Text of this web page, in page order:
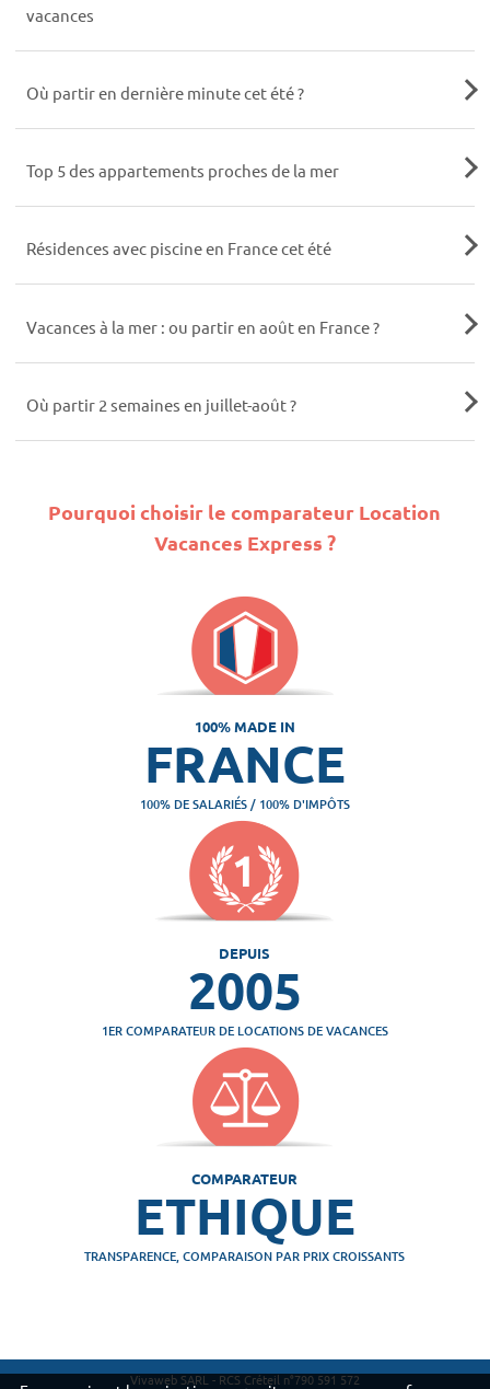
vacances
Où partir en dernière minute cet été ?
Top 5 des appartements proches de la mer
Résidences avec piscine en France cet été
Vacances à la mer : ou partir en août en France ?
Où partir 2 semaines en juillet-août ?
Pourquoi choisir le comparateur Location
Vacances Express ?
100% MADE IN
FRANCE
100% DE SALARIÉS / 100% D'IMPÔTS
DEPUIS
2005
1ER COMPARATEUR DE LOCATIONS DE VACANCES
COMPARATEUR
ETHIQUE
TRANSPARENCE, COMPARAISON PAR PRIX CROISSANTS
Vivaweb SARL - RCS Créteil n°790 591 572